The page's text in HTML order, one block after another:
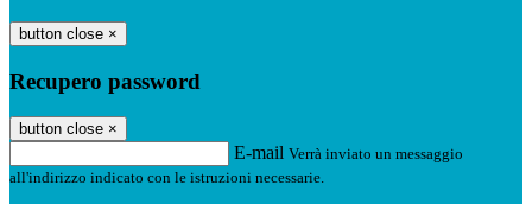
button close ×
Recupero password
button close ×
E-mail Verrà inviato un messaggio
all'indirizzo indicato con le istruzioni necessarie.